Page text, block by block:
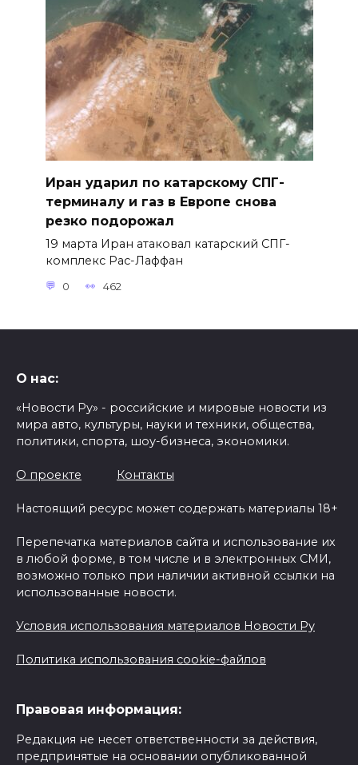
Иран ударил по катарскому СПГ-
терминалу и газ в Европе снова
резко подорожал
19 марта Иран атаковал катарский СПГ-
комплекс Рас-Лаффан
0 462
О нас:
«Новости Ру» - российские и мировые новости из
мира авто, культуры, науки и техники, общества,
политики, спорта, шоу-бизнеса, экономики.
О проекте Контакты
Настоящий ресурс может содержать материалы 18+
Перепечатка материалов сайта и использование их
в любой форме, в том числе и в электронных СМИ,
возможно только при наличии активной ссылки на
использованные новости.
Условия использования материалов Новости Ру
Политика использования cookie-файлов
Правовая информация:
Редакция не несет ответственности за действия,
предпринятые на основании опубликованной